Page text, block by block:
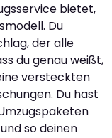
bietet,
Du
der alle
du genau weißt,
versteckten
Du hast
so deinen